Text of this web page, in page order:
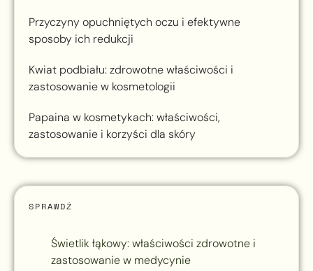
Przyczyny opuchniętych oczu i efektywne
sposoby ich redukcji
Kwiat podbiału: zdrowotne właściwości i
zastosowanie w kosmetologii
Papaina w kosmetykach: właściwości,
zastosowanie i korzyści dla skóry
SPRAWDŹ
Świetlik łąkowy: właściwości zdrowotne i
zastosowanie w medycynie